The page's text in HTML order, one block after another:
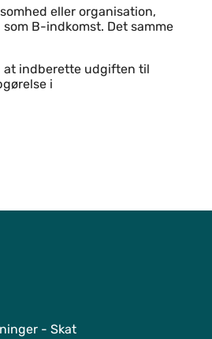
eller organisation,
B-indkomst. Det samme
at indberette udgiften til
i
- Skat